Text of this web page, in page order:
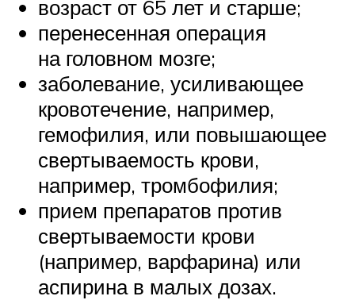
возраст от 65 лет и старше;
перенесенная операция
на головном мозге;
заболевание, усиливающее
кровотечение, например,
гемофилия, или повышающее
свертываемость крови,
например, тромбофилия;
прием препаратов против
свертываемости крови
(например, варфарина) или
аспирина в малых дозах.